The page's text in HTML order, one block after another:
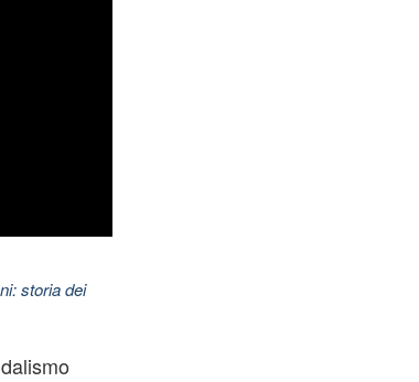
storia dei